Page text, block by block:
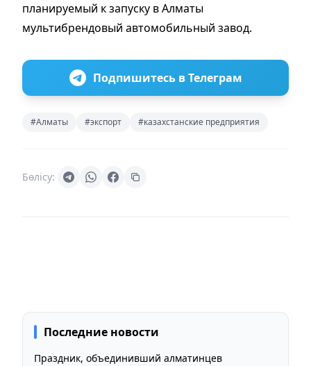
планируемый к запуску в Алматы
мультибрендовый автомобильный завод.
Подпишитесь в Телеграм
#Алматы #экспорт #казахстанские предприятия
Бөлісу:
Последние новости
Праздник, объединивший алматинцев